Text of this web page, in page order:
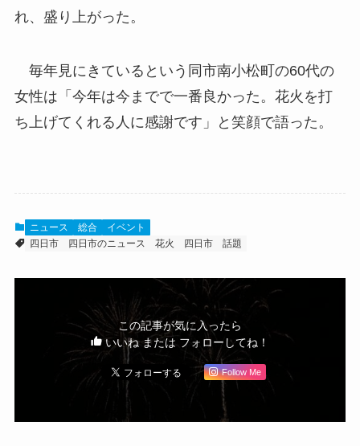
れ、盛り上がった。
毎年見にきているという同市南小松町の60代の
女性は「今年は今までで一番良かった。花火を打
ち上げてくれる人に感謝です」と笑顔で語った。
ニュース 総合
イベント
四日市
四日市のニュース 花火 四日市 話題
この記事が気に入ったら
いいね または フォローしてね！
Follow Me